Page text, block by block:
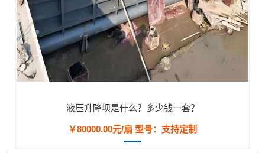
液压升降坝是什么？多少钱一套？
￥80000.00元/扇 型号：支持定制